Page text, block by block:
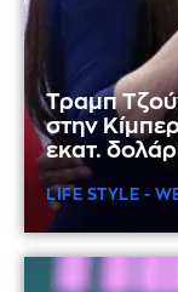
Τραμπ
στην
εκατ.
LIFE STYLE -